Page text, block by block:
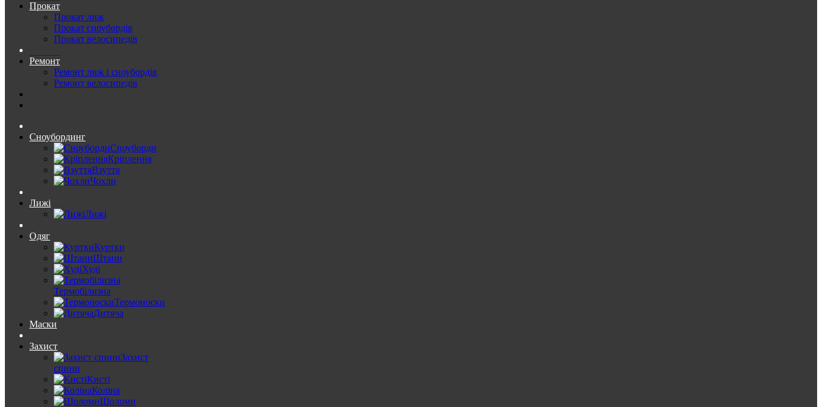
Прокат
Прокат лиж
Прокат сноубордів
Прокат велосипедів
Ремонт
Ремонт лиж і сноубордів
Ремонт велосипедів
Сноубординг
Сноуборди
Кріплення
Взуття
Чохли
Лижі
Лижі
Одяг
Куртки
Штани
Худі
Термобілизна
Термоноски
Дитяча
Маски
Захист
Захист
спини
Кисті
Коліна
Шоломи